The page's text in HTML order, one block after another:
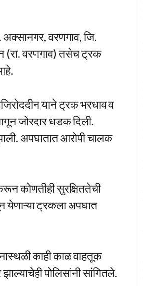
अक्सानगर, वरणगाव, जि.
(रा. वरणगाव) तसेच ट्रक
याने ट्रक भरधाव व
जोरदार धडक दिली.
अपघातात आरोपी चालक
कोणतीही सुरक्षिततेची
येणाऱ्या ट्रकला अपघात
काही काळ वाहतूक
पोलिसांनी सांगितले.